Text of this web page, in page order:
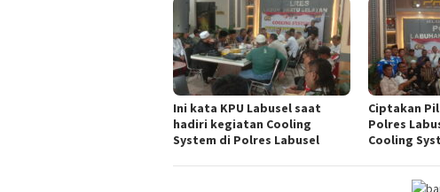
Ini kata KPU Labusel saat
hadiri kegiatan Cooling
System di Polres Labusel
Ciptakan
Polres
Cooling